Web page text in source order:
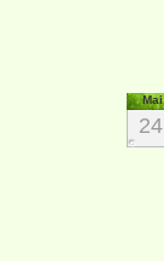
Mai
24